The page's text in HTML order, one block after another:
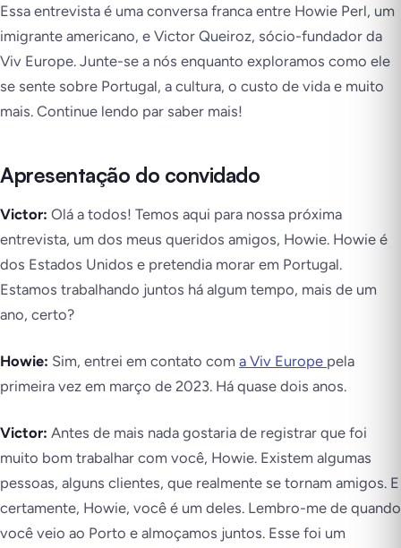
Essa entrevista é uma conversa franca entre Howie Perl, um
imigrante americano, e Victor Queiroz, sócio-fundador da
Viv Europe. Junte-se a nós enquanto exploramos como ele
se sente sobre Portugal, a cultura, o custo de vida e muito
mais. Continue lendo par saber mais!
Apresentação do convidado
Victor: Olá a todos! Temos aqui para nossa próxima
entrevista, um dos meus queridos amigos, Howie. Howie é
dos Estados Unidos e pretendia morar em Portugal.
Estamos trabalhando juntos há algum tempo, mais de um
ano, certo?
Howie: Sim, entrei em contato com a Viv Europe pela
primeira vez em março de 2023. Há quase dois anos.
Victor: Antes de mais nada gostaria de registrar que foi
muito bom trabalhar com você, Howie. Existem algumas
pessoas, alguns clientes, que realmente se tornam amigos. E
certamente, Howie, você é um deles. Lembro-me de quando
você veio ao Porto e almoçamos juntos. Esse foi um